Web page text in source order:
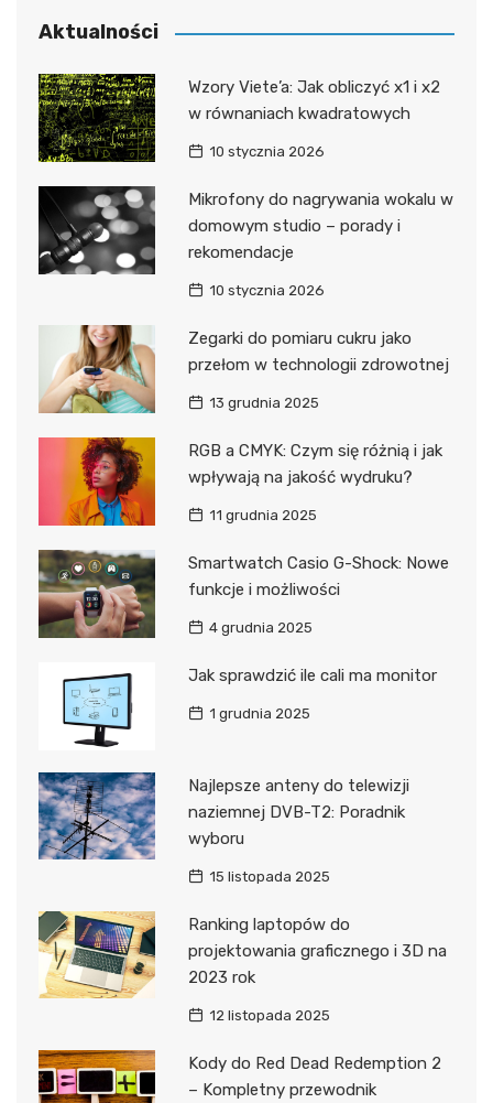
Aktualności
Wzory Viete’a: Jak obliczyć x1 i x2
w równaniach kwadratowych
10 stycznia 2026
Mikrofony do nagrywania wokalu w
domowym studio – porady i
rekomendacje
10 stycznia 2026
Zegarki do pomiaru cukru jako
przełom w technologii zdrowotnej
13 grudnia 2025
RGB a CMYK: Czym się różnią i jak
wpływają na jakość wydruku?
11 grudnia 2025
Smartwatch Casio G-Shock: Nowe
funkcje i możliwości
4 grudnia 2025
Jak sprawdzić ile cali ma monitor
1 grudnia 2025
Najlepsze anteny do telewizji
naziemnej DVB-T2: Poradnik
wyboru
15 listopada 2025
Ranking laptopów do
projektowania graficznego i 3D na
2023 rok
12 listopada 2025
Kody do Red Dead Redemption 2
– Kompletny przewodnik